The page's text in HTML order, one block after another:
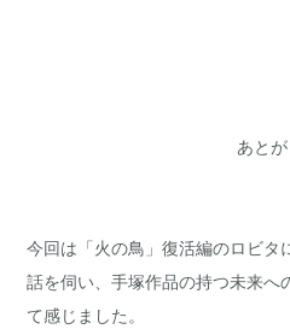
あとが
今回は「火の鳥」復活編のロビタ
話を伺い、手塚作品の持つ未来へ
て感じました。